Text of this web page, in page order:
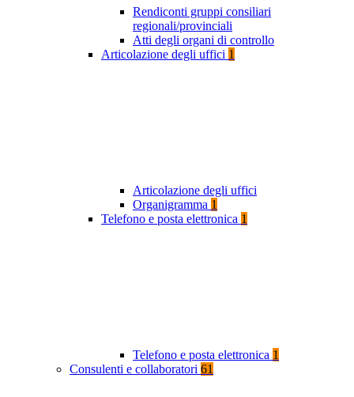
Rendiconti gruppi consiliari
regionali/provinciali
Atti degli organi di controllo
Articolazione degli uffici 1
Articolazione degli uffici
Organigramma 1
Telefono e posta elettronica 1
Telefono e posta elettronica 1
Consulenti e collaboratori 61